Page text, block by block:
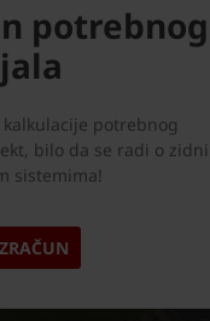
potrebnog
potrebnog
bilo da se radi o
sistemima!